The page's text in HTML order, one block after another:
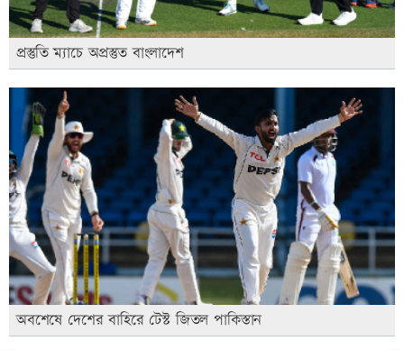
প্রস্তুতি ম্যাচে অপ্রস্তুত বাংলাদেশ
অবশেষে দেশের বাহিরে টেস্ট জিতল পাকিস্তান